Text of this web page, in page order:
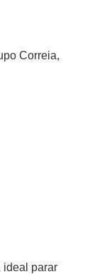
Correia,
ideal parar